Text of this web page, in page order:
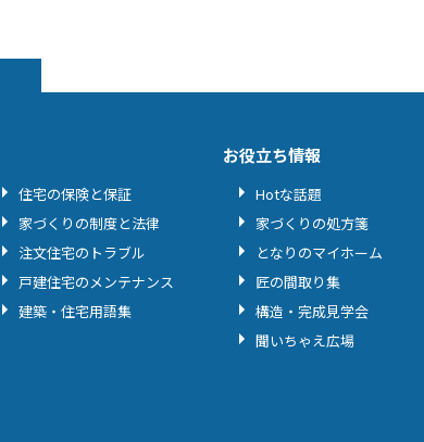
住宅の保険と保証
家づくりの制度と法律
注文住宅のトラブル
戸建住宅のメンテナンス
建築・住宅用語集
お役立ち情報
Hotな話題
家づくりの処方箋
となりのマイホーム
匠の間取り集
構造・完成見学会
聞いちゃえ広場